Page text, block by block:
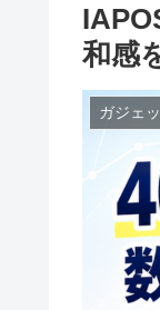
和感
ガジェ